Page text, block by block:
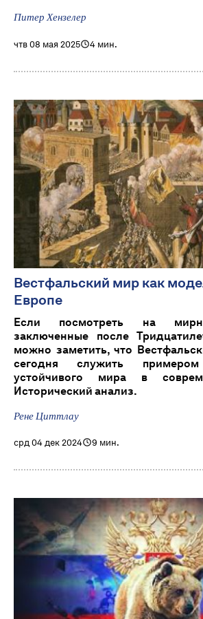
Питер Хензелер
чтв 08 мая 2025 4 мин.
Вестфальский мир как
Европе
Если посмотреть на
заключенные после
можно заметить, что
сегодня служить
устойчивого мира в
Исторический анализ.
Рене Циттлау
срд 04 дек 2024 9 мин.